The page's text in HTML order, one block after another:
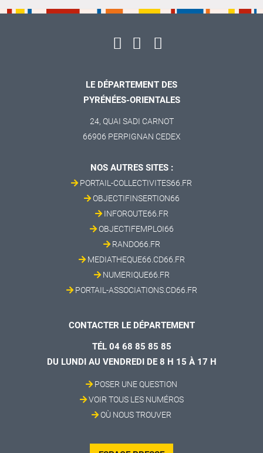
LE DÉPARTEMENT DES
PYRÉNÉES-ORIENTALES
24, QUAI SADI CARNOT
66906 PERPIGNAN CEDEX
NOS AUTRES SITES :
PORTAIL-COLLECTIVITES66.FR
OBJECTIFINSERTION66
INFOROUTE66.FR
OBJECTIFEMPLOI66
RANDO66.FR
MEDIATHEQUE66.CD66.FR
NUMERIQUE66.FR
PORTAIL-ASSOCIATIONS.CD66.FR
CONTACTER LE DÉPARTEMENT
TÉL 04 68 85 85 85
DU LUNDI AU VENDREDI DE 8 H 15 À 17 H
POSER UNE QUESTION
VOIR TOUS LES NUMÉROS
OÙ NOUS TROUVER